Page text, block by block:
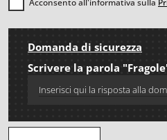
Acconsento all'informativa sulla
Domanda di sicurezza
Scrivere la parola